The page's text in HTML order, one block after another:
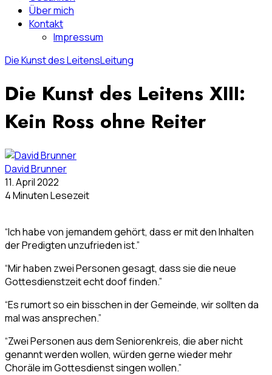
Über mich
Kontakt
Impressum
Die Kunst des LeitensLeitung
Die Kunst des Leitens XIII:
Kein Ross ohne Reiter
David Brunner
11. April 2022
4 Minuten Lesezeit
“Ich habe von jemandem gehört, dass er mit den Inhalten
der Predigten unzufrieden ist.”
“Mir haben zwei Personen gesagt, dass sie die neue
Gottesdienstzeit echt doof finden.”
“Es rumort so ein bisschen in der Gemeinde, wir sollten da
mal was ansprechen.”
“Zwei Personen aus dem Seniorenkreis, die aber nicht
genannt werden wollen, würden gerne wieder mehr
Choräle im Gottesdienst singen wollen.”